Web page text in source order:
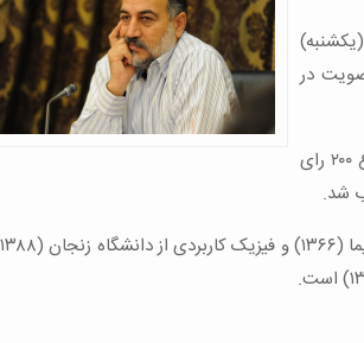
در
لطف الله سیاهکلی، نماینده قزوین با ۱۷۸ رای از مجموع ۲۰۰ رای
شد.
وی،